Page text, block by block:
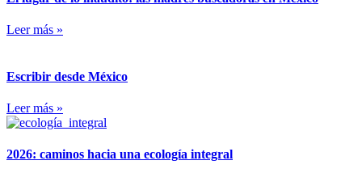
Leer más »
Escribir desde México
Leer más »
2026: caminos hacia una ecología integral